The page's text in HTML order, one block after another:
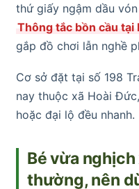
thứ giấy ngậm dầu
Thông tắc bồn cầu tại
gắp đồ chơi lẫn nghề
Cơ sở đặt tại số 198
nay thuộc xã Hoài
hoặc đại lộ đều nhanh.
Bé vừa
thường, nên